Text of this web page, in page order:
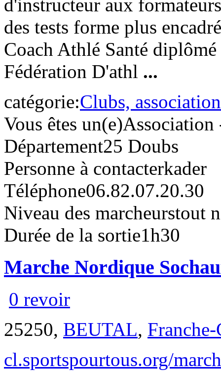
d'instructeur aux
des tests forme plus
Coach Athlé Santé
Fédération D'athl ...
catégorie:Clubs,
Vous êtes un(e)Association
Département25 Doubs
Personne à contacterkader
Téléphone06.82.07.20.30
Niveau des marcheurstout
Durée de la sortie1h30
Marche Nordique
0 revoir
25250, BEUTAL,
cl.sportspourtous.org/